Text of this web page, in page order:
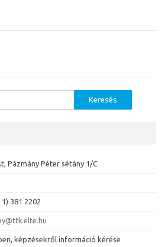
Pázmány Péter sétány 1/C
381 2202
képzésekről információ kérése